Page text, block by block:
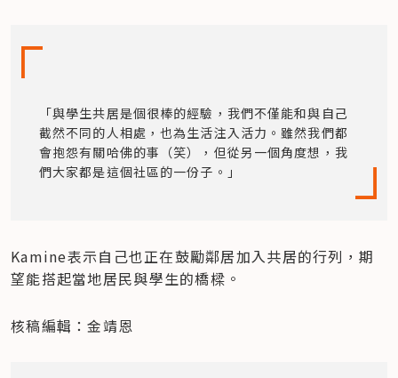
「與學生共居是個很棒的經驗，我們不僅能和與自己
截然不同的人相處，也為生活注入活力。雖然我們都
會抱怨有關哈佛的事（笑），但從另一個角度想，我
們大家都是這個社區的一份子。」
Kamine表示自己也正在鼓勵鄰居加入共居的行列，期
望能搭起當地居民與學生的橋樑。
核稿編輯：金靖恩